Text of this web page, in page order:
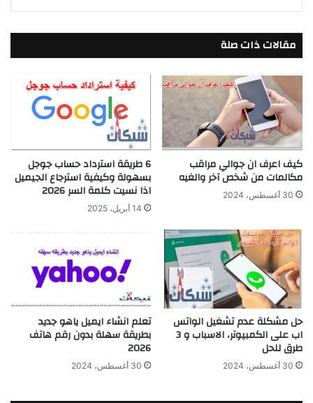
مقالات ذات صلة
كيف اعرف ان جوالي مراقب
مكالمات من شخص آخر والغيه
30 أغسطس، 2024
6 طريقة استرداد حساب جوجل
بسهولة وكيفية استرجاع الجيميل
اذا نسيت كلمة السر 2026
14 أبريل، 2025
حل مشكلة عدم تشغيل الواتس
اب على الكمبيوتر، الاسباب و 3
طرق للحل
30 أغسطس، 2024
تعلم انشاء ايميل ياهو جديد
بطريقة سهلة بدون رقم هاتف
2026
30 أغسطس، 2024